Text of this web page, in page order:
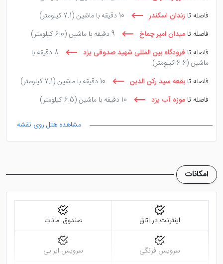
فاصله تا زندان اسکندر 10 دقیقه با ماشین
(7.1 کیلومتر)
فاصله تا میدان امیر چماخ 9 دقیقه با ماشین
(6.0 کیلومتر)
فاصله تا فرودگاه بین المللی شهید صدوقی یزد
8 دقیقه با
ماشین(6.6 کیلومتر)
فاصله تا بقعه سید رکن الدین 10 دقیقه با ماشین
(7.1 کیلومتر)
فاصله تا موزه آب یزد 10 دقیقه با ماشین (6.5 کیلومتر)
مشاهده هتل روی نقشه
امکانات
اینترنت در اتاق صندوق امانات
سرویس فرنگی سرویس ایرانی